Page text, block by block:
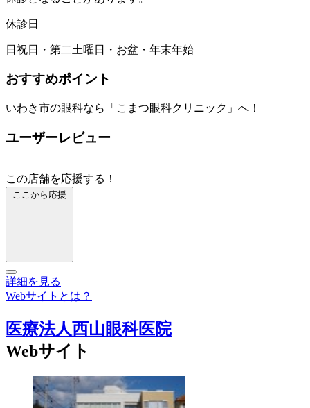
休診日
日祝日・第二土曜日・お盆・年末年始
おすすめポイント
いわき市の眼科なら「こまつ眼科クリニック」へ！
ユーザーレビュー
この店舗を応援する！
ここから応援
詳細を見る
Webサイトとは？
医療法人西山眼科医院
Webサイト